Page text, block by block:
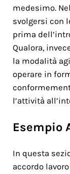
medesimo.
svolgersi con
prima
Qualora,
la modalità
operare in
l’attività
Esempio
In questa
accordo